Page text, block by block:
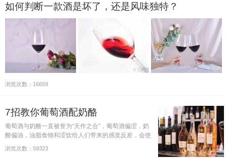
如何判断一款酒是坏了，还是风味独特？
浏览次数：16659
7招教你葡萄酒配奶酪
葡萄酒与奶酪一直被誉为“天作之合”，葡萄酒偏涩，奶
酪偏油，油脂食物和涩饮给人们带来的感觉反差，会使
人们在干涩感觉的陪伴下，更容易接受油脂食物。与葡
萄酒配餐一样，葡萄酒与奶酪搭配的目的在于提升各自
浏览次数：59323